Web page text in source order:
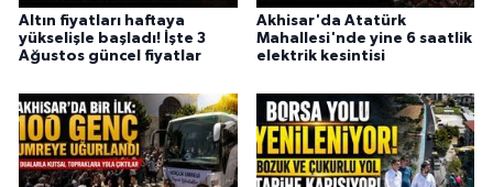
Altın fiyatları haftaya
yükselişle başladı! İşte 3
Ağustos güncel fiyatlar
Akhisar'da Atatürk
Mahallesi'nde yine 6 saatlik
elektrik kesintisi